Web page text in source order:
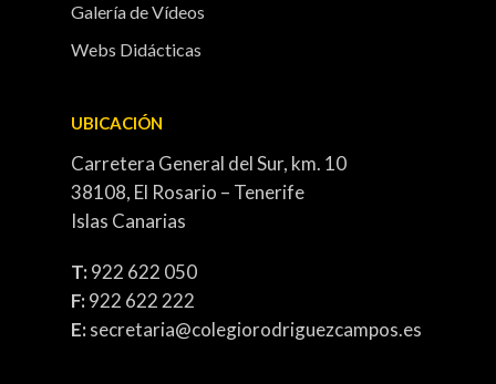
Galería de Vídeos
Webs Didácticas
UBICACIÓN
Carretera General del Sur, km. 10
38108, El Rosario – Tenerife
Islas Canarias
T:922 622 050
F:922 622 222
E:secretaria@colegiorodriguezcampos.es